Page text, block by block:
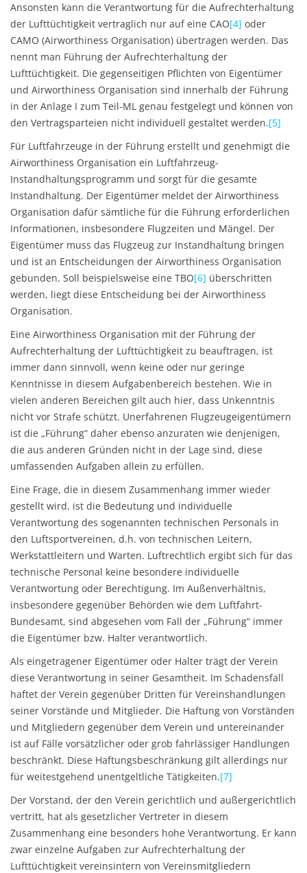
Ansonsten kann die Verantwortung für die Aufrechterhaltung
der Lufttüchtigkeit vertraglich nur auf eine CAO[4] oder
CAMO (Airworthiness Organisation) übertragen werden. Das
nennt man Führung der Aufrechterhaltung der
Lufttüchtigkeit. Die gegenseitigen Pflichten von Eigentümer
und Airworthiness Organisation sind innerhalb der Führung
in der Anlage I zum Teil-ML genau festgelegt und können von
den Vertragsparteien nicht individuell gestaltet werden.[5]
Für Luftfahrzeuge in der Führung erstellt und genehmigt die
Airworthiness Organisation ein Luftfahrzeug-
Instandhaltungsprogramm und sorgt für die gesamte
Instandhaltung. Der Eigentümer meldet der Airworthiness
Organisation dafür sämtliche für die Führung erforderlichen
Informationen, insbesondere Flugzeiten und Mängel. Der
Eigentümer muss das Flugzeug zur Instandhaltung bringen
und ist an Entscheidungen der Airworthiness Organisation
gebunden. Soll beispielsweise eine TBO[6] überschritten
werden, liegt diese Entscheidung bei der Airworthiness
Organisation.
Eine Airworthiness Organisation mit der Führung der
Aufrechterhaltung der Lufttüchtigkeit zu beauftragen, ist
immer dann sinnvoll, wenn keine oder nur geringe
Kenntnisse in diesem Aufgabenbereich bestehen. Wie in
vielen anderen Bereichen gilt auch hier, dass Unkenntnis
nicht vor Strafe schützt. Unerfahrenen Flugzeugeigentümern
ist die „Führung“ daher ebenso anzuraten wie denjenigen,
die aus anderen Gründen nicht in der Lage sind, diese
umfassenden Aufgaben allein zu erfüllen.
Eine Frage, die in diesem Zusammenhang immer wieder
gestellt wird, ist die Bedeutung und individuelle
Verantwortung des sogenannten technischen Personals in
den Luftsportvereinen, d.h. von technischen Leitern,
Werkstattleitern und Warten. Luftrechtlich ergibt sich für das
technische Personal keine besondere individuelle
Verantwortung oder Berechtigung. Im Außenverhältnis,
insbesondere gegenüber Behörden wie dem Luftfahrt-
Bundesamt, sind abgesehen vom Fall der „Führung“ immer
die Eigentümer bzw. Halter verantwortlich.
Als eingetragener Eigentümer oder Halter trägt der Verein
diese Verantwortung in seiner Gesamtheit. Im Schadensfall
haftet der Verein gegenüber Dritten für Vereinshandlungen
seiner Vorstände und Mitglieder. Die Haftung von Vorständen
und Mitgliedern gegenüber dem Verein und untereinander
ist auf Fälle vorsätzlicher oder grob fahrlässiger Handlungen
beschränkt. Diese Haftungsbeschränkung gilt allerdings nur
für weitestgehend unentgeltliche Tätigkeiten.[7]
Der Vorstand, der den Verein gerichtlich und außergerichtlich
vertritt, hat als gesetzlicher Vertreter in diesem
Zusammenhang eine besonders hohe Verantwortung. Er kann
zwar einzelne Aufgaben zur Aufrechterhaltung der
Lufttüchtigkeit vereinsintern von Vereinsmitgliedern